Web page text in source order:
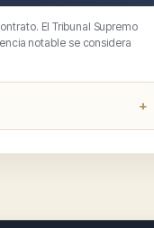
El Tribunal Supremo
notable se considera